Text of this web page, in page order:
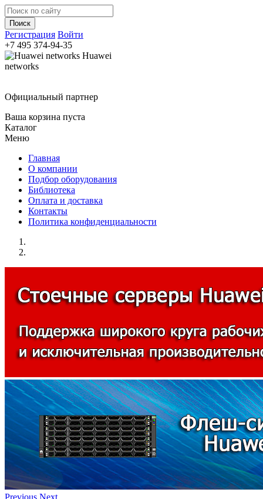
Регистрация Войти
+7 495 374-94-35
Huawei
networks
Официальный партнер
Ваша корзина пуста
Каталог
Меню
Главная
О компании
Подбор оборудования
Библиотека
Оплата и доставка
Контакты
Политика конфиденциальности
Previous Next